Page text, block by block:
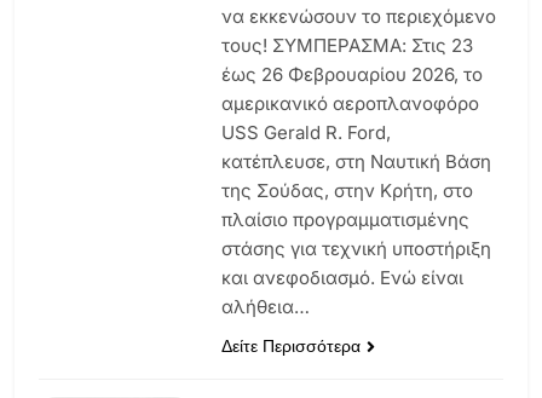
να εκκενώσουν το περιεχόμενο
τους! ΣΥΜΠΕΡΑΣΜΑ: Στις 23
έως 26 Φεβρουαρίου 2026, το
αμερικανικό αεροπλανοφόρο
USS Gerald R. Ford,
κατέπλευσε, στη Ναυτική Βάση
της Σούδας, στην Κρήτη, στο
πλαίσιο προγραμματισμένης
στάσης για τεχνική υποστήριξη
και ανεφοδιασμό. Ενώ είναι
αλήθεια…
Δείτε Περισσότερα